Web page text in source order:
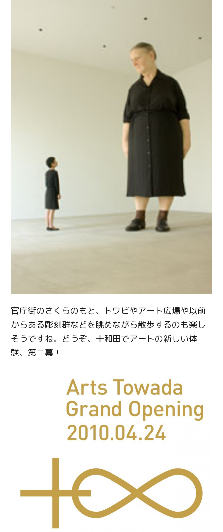
官庁街のさくらのもと、トワビやアート広場や以前
からある彫刻群などを眺めながら散歩するのも楽し
そうですね。どうぞ、十和田でアートの新しい体
験、第二幕！